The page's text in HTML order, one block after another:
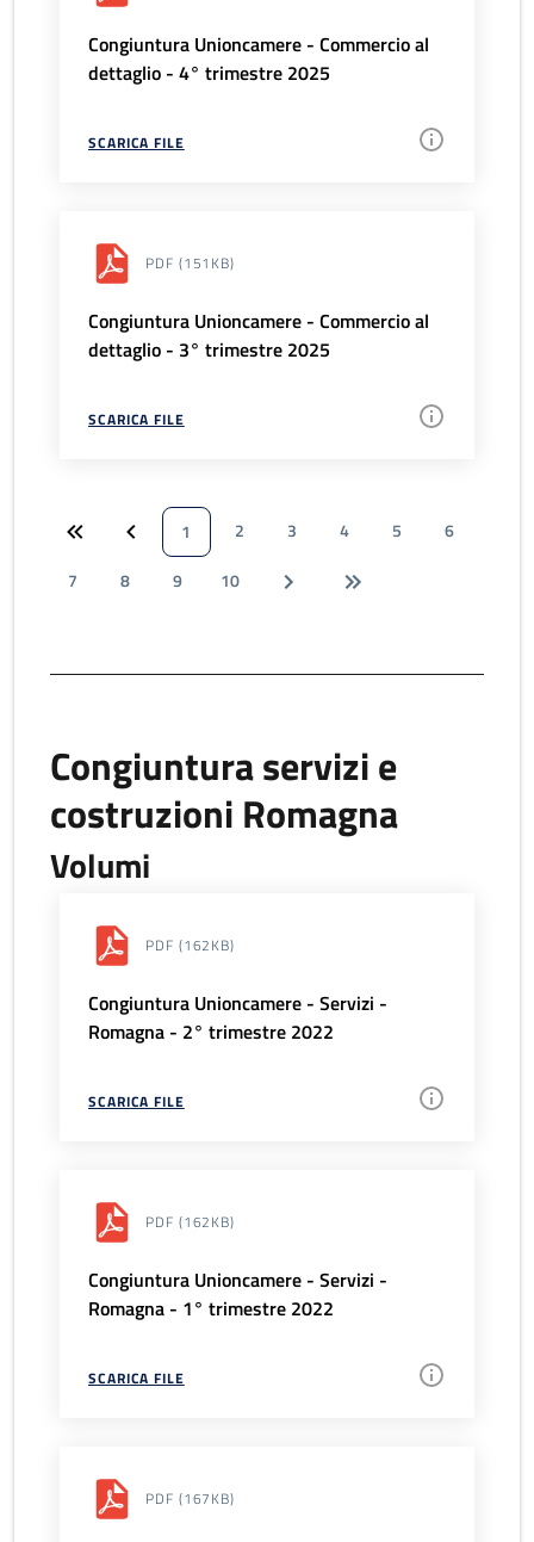
Congiuntura Unioncamere - Commercio al
dettaglio - 4° trimestre 2025
SCARICA FILE
PDF (151KB)
Congiuntura Unioncamere - Commercio al
dettaglio - 3° trimestre 2025
SCARICA FILE
1 2 3 4 5
6
7
8 9 10
Congiuntura servizi e
costruzioni Romagna
Volumi
PDF (162KB)
Congiuntura Unioncamere - Servizi -
Romagna - 2° trimestre 2022
SCARICA FILE
PDF (162KB)
Congiuntura Unioncamere - Servizi -
Romagna - 1° trimestre 2022
SCARICA FILE
PDF (167KB)